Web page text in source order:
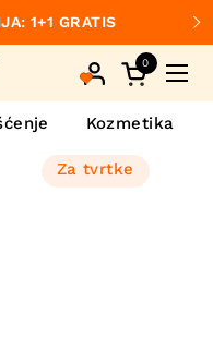
1+1 GRATIS
Otvori
0
Kozmetika
Za tvrtke